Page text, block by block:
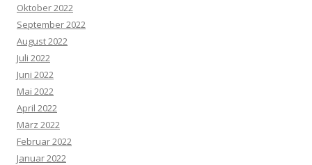
Oktober 2022
September 2022
August 2022
Juli 2022
Juni 2022
Mai 2022
April 2022
März 2022
Februar 2022
Januar 2022